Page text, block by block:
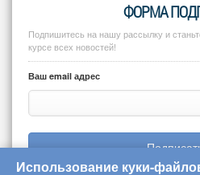
ФОРМА
Подпишитесь на нашу рассылку и
курсе всех новостей!
Ваш email адрес
Использование куки-